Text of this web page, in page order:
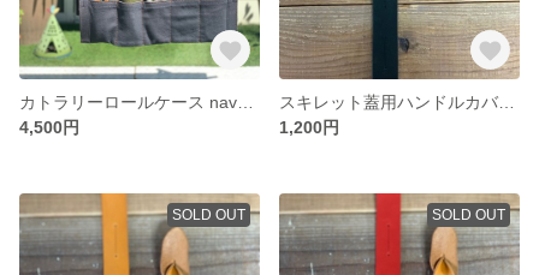
4,500円
スキレット蓋用ハンドルカバー ランタンフックにも‼︎ New color navy
1,200円
SOLD OUT SOLD OUT